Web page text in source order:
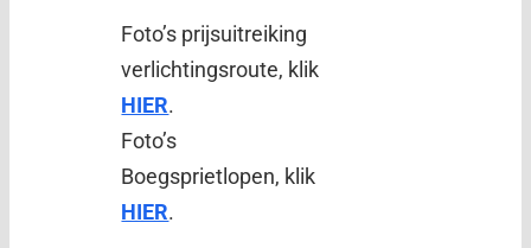
Foto’s prijsuitreiking
verlichtingsroute, klik
HIER.
Foto’s
Boegsprietlopen, klik
HIER.